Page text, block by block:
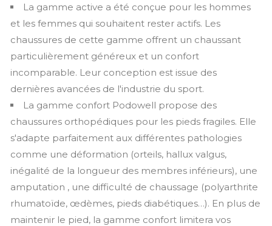
La gamme active a été conçue pour les hommes
et les femmes qui souhaitent rester actifs. Les
chaussures de cette gamme offrent un chaussant
particulièrement généreux et un confort
incomparable. Leur conception est issue des
dernières avancées de l'industrie du sport.
La gamme confort Podowell propose des
chaussures orthopédiques pour les pieds fragiles. Elle
s'adapte parfaitement aux différentes pathologies
comme une déformation (orteils, hallux valgus,
inégalité de la longueur des membres inférieurs), une
amputation , une difficulté de chaussage (polyarthrite
rhumatoïde, œdèmes, pieds diabétiques…). En plus de
maintenir le pied, la gamme confort limitera vos